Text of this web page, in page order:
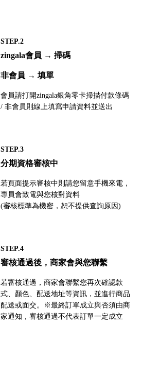
STEP.2
zingala會員 → 掃碼
非會員 → 填單
會員請打開zingala銀角零卡掃描付款條碼
/ 非會員則線上填寫申請資料並送出
STEP.3
分期資格審核中
若頁面提示審核中則請您留意手機來電，
專員會致電與您核對資料
(審核標準為機密，恕不提供查詢原因)
STEP.4
審核通過後，商家會與您聯繫
若審核通過，商家會聯繫您再次確認款
式、顏色、配送地址等資訊，並進行商品
配送或面交。※最終訂單成立與否須由商
家通知，審核通過不代表訂單一定成立